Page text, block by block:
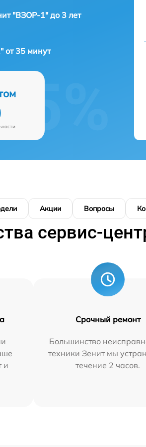
"ВЗОР-1" до 3 лет
от 35 минут
Акции Вопросы
сервис-
и
Срочный ремонт
Большинство
техники Зенит мы
течение 2 часов.